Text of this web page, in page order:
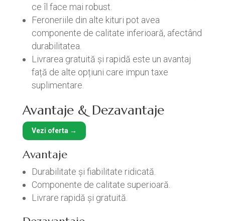
ce îl face mai robust.
Feroneriile din alte kituri pot avea
componente de calitate inferioară, afectând
durabilitatea.
Livrarea gratuită și rapidă este un avantaj
față de alte opțiuni care impun taxe
suplimentare.
Avantaje & Dezavantaje
Vezi oferta →
Avantaje
Durabilitate și fiabilitate ridicată.
Componente de calitate superioară.
Livrare rapidă și gratuită.